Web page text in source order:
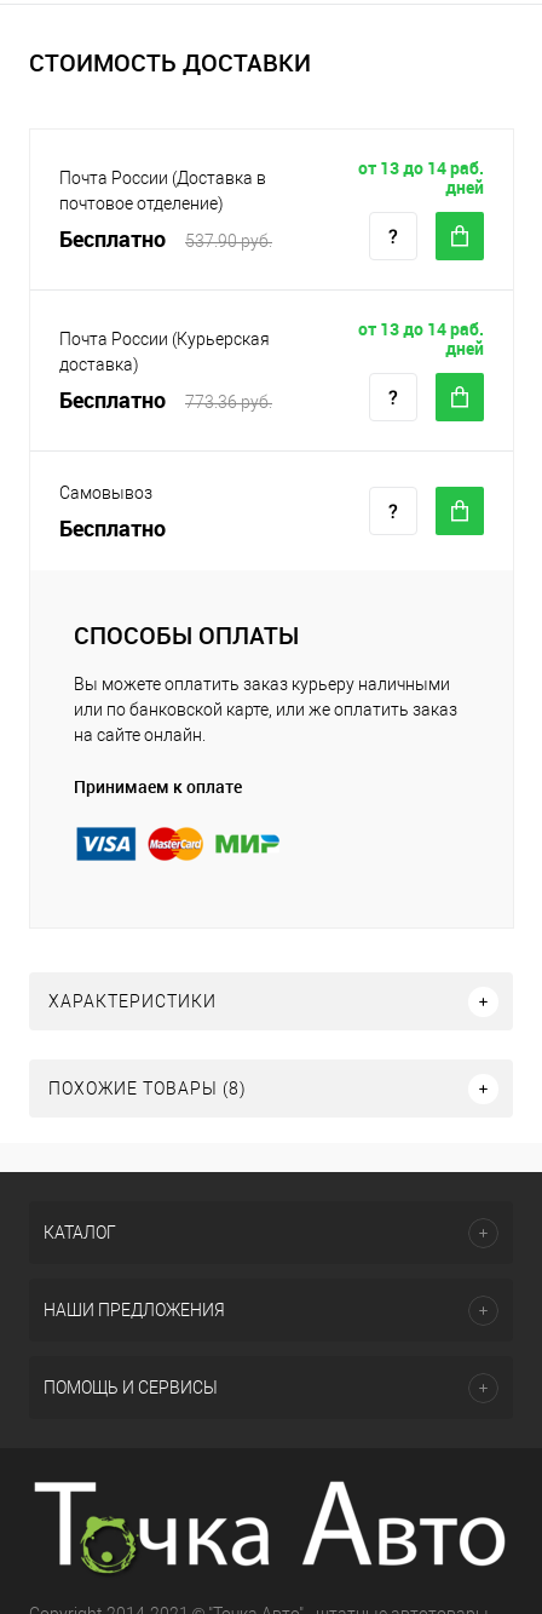
СТОИМОСТЬ ДОСТАВКИ
Почта России (Доставка в
почтовое отделение)
Бесплатно 537.90 руб.
от 13 до 14 раб.
дней
Почта России (Курьерская
доставка)
Бесплатно 773.36 руб.
от 13 до 14 раб.
дней
Самовывоз
Бесплатно
СПОСОБЫ ОПЛАТЫ
Вы можете оплатить заказ курьеру наличными
или по банковской карте, или же оплатить заказ
на сайте онлайн.
Принимаем к оплате
ХАРАКТЕРИСТИКИ
ПОХОЖИЕ ТОВАРЫ (8)
КАТАЛОГ
НАШИ ПРЕДЛОЖЕНИЯ
ПОМОЩЬ И СЕРВИСЫ